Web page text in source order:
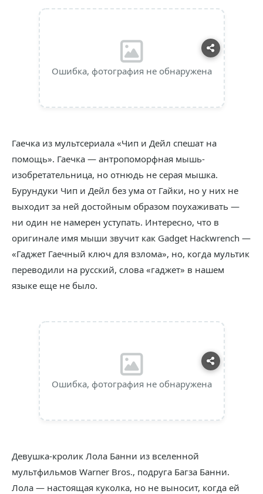
Ошибка, фотография не обнаружена
Гаечка из мультсериала «Чип и Дейл спешат на
помощь». Гаечка — антропоморфная мышь-
изобретательница, но отнюдь не серая мышка.
Бурундуки Чип и Дейл без ума от Гайки, но у них не
выходит за ней достойным образом поухаживать —
ни один не намерен уступать. Интересно, что в
оригинале имя мыши звучит как Gadget Hackwrench —
«Гаджет Гаечный ключ для взлома», но, когда мультик
переводили на русский, слова «гаджет» в нашем
языке еще не было.
Ошибка, фотография не обнаружена
Девушка-кролик Лола Банни из вселенной
мультфильмов Warner Bros., подруга Багза Банни.
Лола — настоящая куколка, но не выносит, когда ей